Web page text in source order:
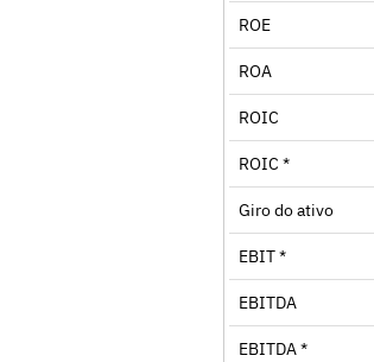
ROE
ROA
ROIC
ROIC *
Giro do ativo
EBIT *
EBITDA
EBITDA *